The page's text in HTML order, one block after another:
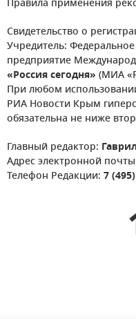
Правила применения
Свидетельство о
Учредитель:
предприятие
«Россия сегодня» (МИА
При любом
РИА Новости Крым
обязательна не ниже
Главный редактор:
Адрес электронной
Телефон Редакции: 7